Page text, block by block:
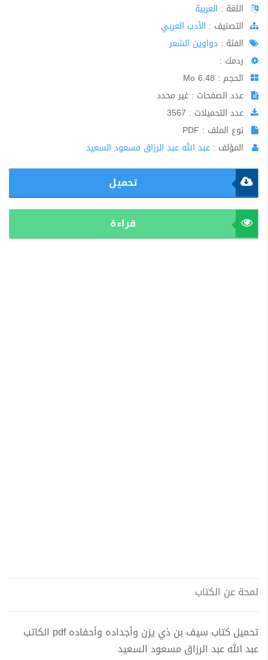
اللغة : العربية
اﻟﺘﺼﻨﻴﻒ : الأدب العربي
الفئة : دواوين الشعر
ردمك :
الحجم : 6.48 Mo
عدد الصفحات : غير محدد
عدد التحميلات : 3567
نوع الملف : PDF
المؤلف : عبد الله عبد الرزاق مسعود السعيد
تحميل
قراءة
لمحة عن الكتاب
تحميل كتاب سيف بن ذي يزن وأجداده وأحفاده pdf الكاتب
عبد الله عبد الرزاق مسعود السعيد